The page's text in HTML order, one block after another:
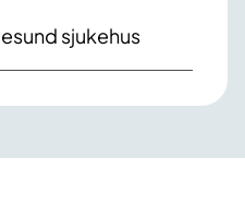
sjukehus